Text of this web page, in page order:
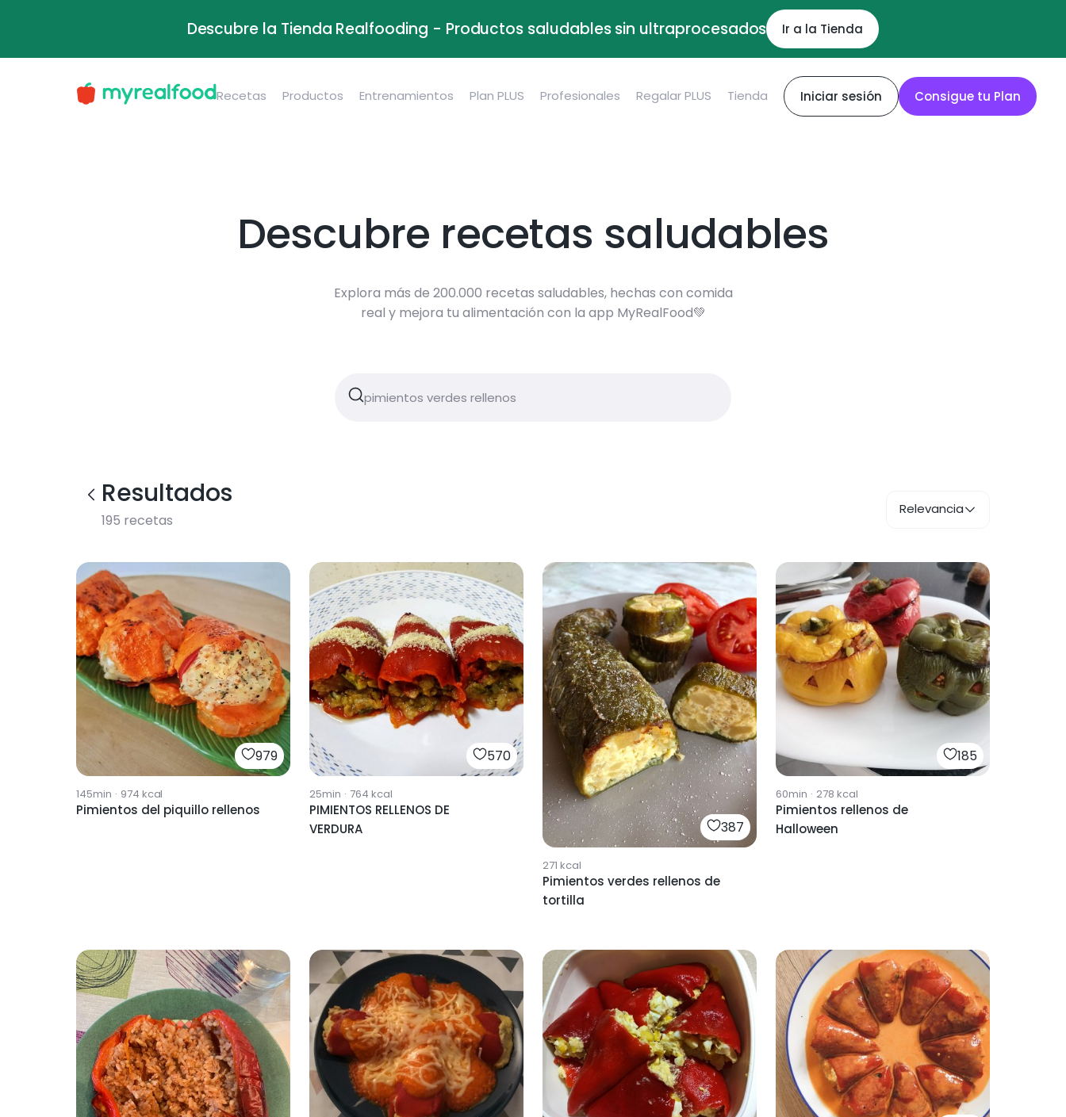
Descubre la Tienda Realfooding - Productos saludables sin ultraprocesados Ir a la Tienda
Recetas Productos Entrenamientos Plan PLUS Profesionales Regalar PLUS Tienda Iniciar sesión Consigue tu Plan
Descubre recetas saludables
Explora más de 200.000 recetas saludables, hechas con comida
real y mejora tu alimentación con la app MyRealFood💚
Resultados
195 recetas
Relevancia
979
145min · 974 kcal
Pimientos del piquillo rellenos
570
25min · 764 kcal
PIMIENTOS RELLENOS DE
VERDURA
387
271 kcal
Pimientos verdes rellenos de
tortilla
185
60min · 278 kcal
Pimientos rellenos de
Halloween